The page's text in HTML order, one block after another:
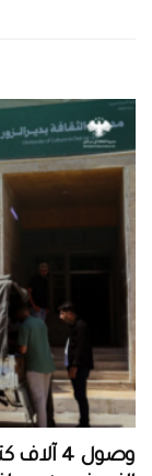
وصول 4